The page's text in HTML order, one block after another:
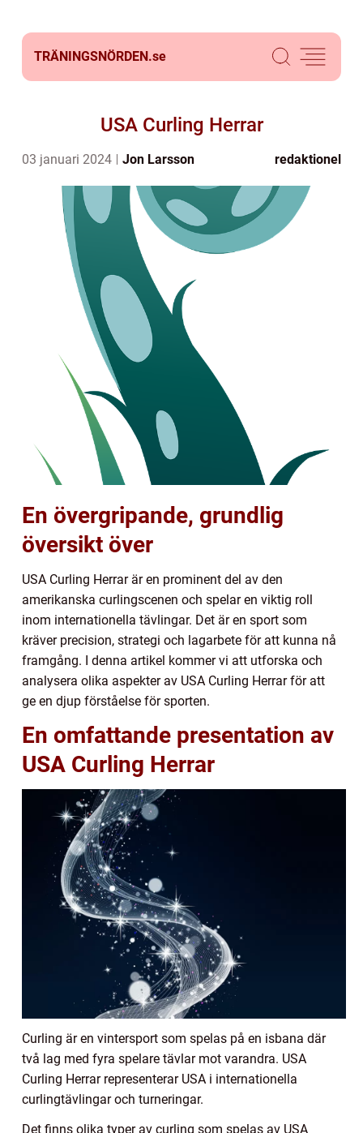
TRÄNINGSNÖRDEN.se
USA Curling Herrar
03 januari 2024 Jon Larsson redaktionel
En övergripande, grundlig
översikt över
USA Curling Herrar är en prominent del av den
amerikanska curlingscenen och spelar en viktig roll
inom internationella tävlingar. Det är en sport som
kräver precision, strategi och lagarbete för att kunna nå
framgång. I denna artikel kommer vi att utforska och
analysera olika aspekter av USA Curling Herrar för att
ge en djup förståelse för sporten.
En omfattande presentation av
USA Curling Herrar
Curling är en vintersport som spelas på en isbana där
två lag med fyra spelare tävlar mot varandra. USA
Curling Herrar representerar USA i internationella
curlingtävlingar och turneringar.
Det finns olika typer av curling som spelas av USA